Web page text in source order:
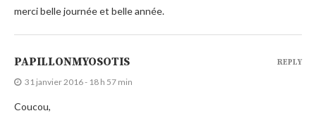
merci belle journée et belle année.
PAPILLONMYOSOTIS
31 janvier 2016 - 18 h 57 min
Coucou,
REPLY